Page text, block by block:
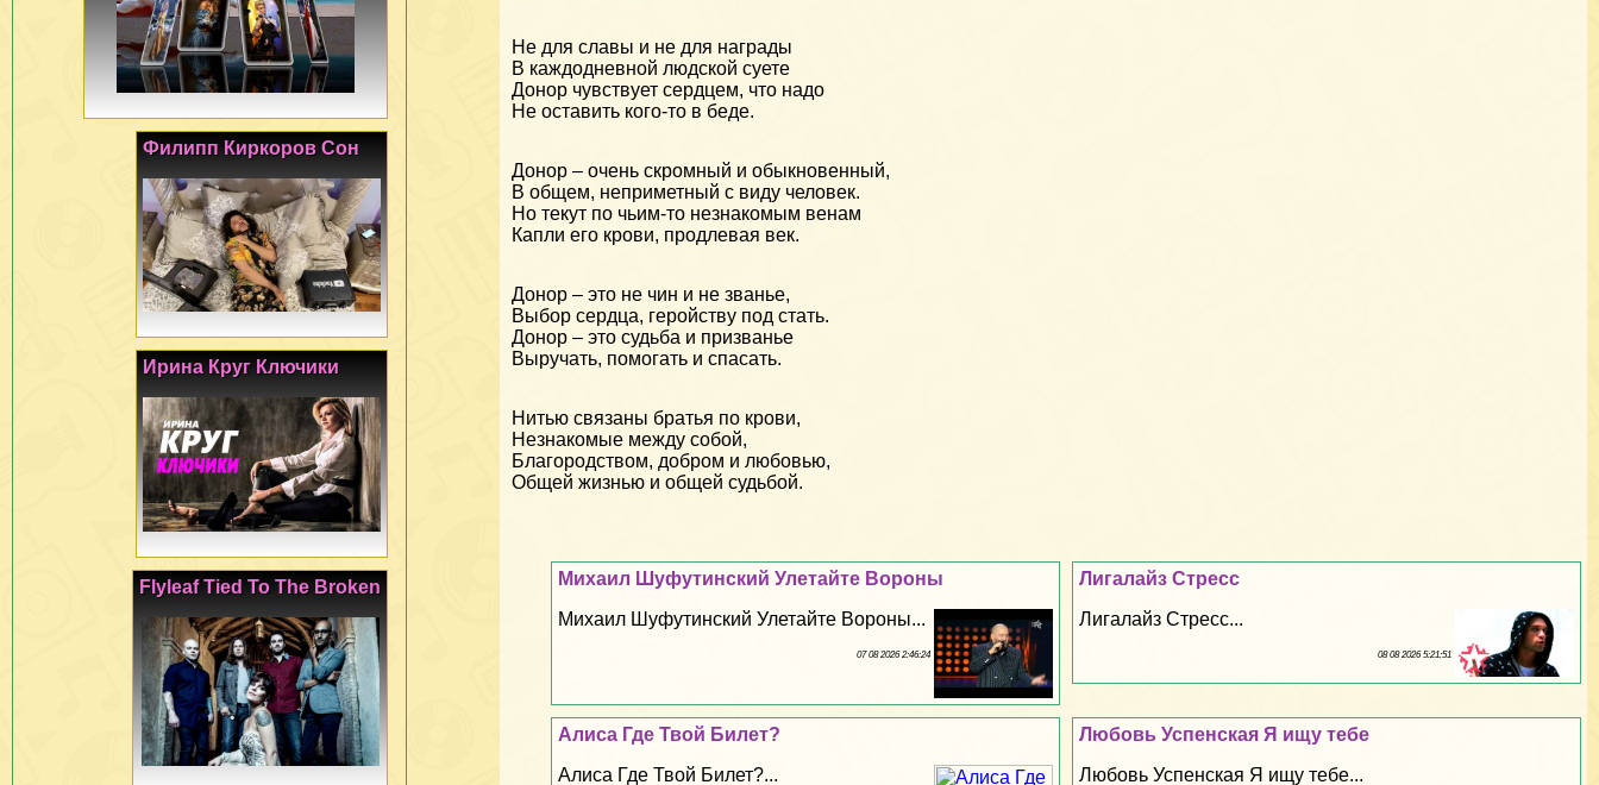
Не для славы и не для награды
В каждодневной людской суете
Донор чувствует сердцем, что надо
Не оставить кого-то в беде.
Донор – очень скромный и обыкновенный,
В общем, неприметный с виду человек.
Но текут по чьим-то незнакомым венам
Капли его крови, продлевая век.
Донор – это не чин и не званье,
Выбор сердца, геройству под стать.
Донор – это судьба и призванье
Выручать, помогать и спасать.
Нитью связаны братья по крови,
Незнакомые между собой,
Благородством, добром и любовью,
Общей жизнью и общей судьбой.
Лигалайз Стресс
Лигалайз Стресс...
08 08 2026 5:21:51
Михаил Шуфутинский Улетайте Вороны
Михаил Шуфутинский Улетайте Вороны...
07 08 2026 2:46:24
Любовь Успенская Я ищу тебе
Любовь Успенская Я ищу тебе...
Алиса Где Твой Билет?
Алиса Где Твой Билет?...
Филипп Киркоров Сон
Ирина Круг Ключики
Flyleaf Tied To The Broken